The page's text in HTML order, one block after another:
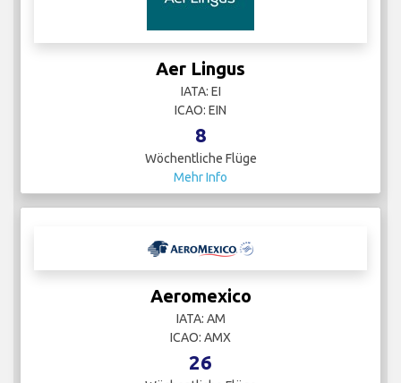
Aer Lingus
IATA: EI
ICAO: EIN
8
Wöchentliche Flüge
Mehr Info
Aeromexico
IATA: AM
ICAO: AMX
26